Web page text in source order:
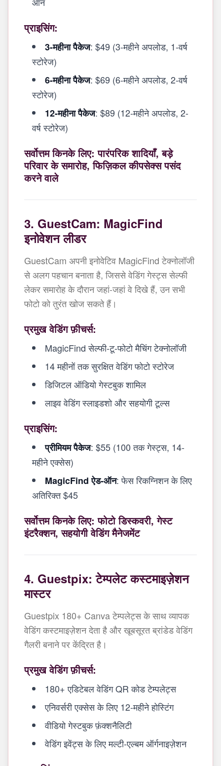
प्राइसिंग:
3-महीना पैकेज: $49 (3-महीने अपलोड, 1-वर्ष
स्टोरेज)
6-महीना पैकेज: $69 (6-महीने अपलोड, 2-वर्ष
स्टोरेज)
12-महीना पैकेज: $89 (12-महीने अपलोड, 2-
वर्ष स्टोरेज)
सर्वोत्तम किनके लिए: पारंपरिक शादियाँ, बड़े
परिवार के समारोह, फिज़िकल कीपसेक्स पसंद
करने वाले
3. GuestCam: MagicFind
इनोवेशन लीडर
GuestCam अपनी इनोवेटिव MagicFind टेक्नोलॉजी
से अलग पहचान बनाता है, जिससे वेडिंग गेस्ट्स सेल्फी
लेकर समारोह के दौरान जहां-जहां वे दिखे हैं, उन सभी
फोटो को तुरंत खोज सकते हैं।
प्रमुख वेडिंग फ़ीचर्स:
MagicFind सेल्फी-टू-फोटो मैचिंग टेक्नोलॉजी
14 महीनों तक सुरक्षित वेडिंग फोटो स्टोरेज
डिजिटल ऑडियो गेस्टबुक शामिल
लाइव वेडिंग स्लाइडशो और सहयोगी टूल्स
प्राइसिंग:
प्रीमियम पैकेज: $55 (100 तक गेस्ट्स, 14-
महीने एक्सेस)
MagicFind ऐड-ऑन: फेस रिकग्निशन के लिए
अतिरिक्त $45
सर्वोत्तम किनके लिए: फोटो डिस्कवरी, गेस्ट
इंटरैक्शन, सहयोगी वेडिंग मैनेजमेंट
4. Guestpix: टेम्पलेट कस्टमाइज़ेशन
मास्टर
Guestpix 180+ Canva टेम्पलेट्स के साथ व्यापक
वेडिंग कस्टमाइज़ेशन देता है और खूबसूरत ब्रांडेड वेडिंग
गैलरी बनाने पर केंद्रित है।
प्रमुख वेडिंग फ़ीचर्स:
180+ एडिटेबल वेडिंग QR कोड टेम्पलेट्स
एनिवर्सरी एक्सेस के लिए 12-महीने होस्टिंग
वीडियो गेस्टबुक फ़ंक्शनैलिटी
वेडिंग इवेंट्स के लिए मल्टी-एल्बम ऑर्गनाइज़ेशन